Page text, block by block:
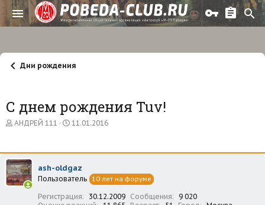
Дни рождения
С днем рождения Tuv!
А
о
р
т
е
АНДРЕЙ 111
Д
а
а
ч
л
11.01.2016
ash-oldgaz
Пользователь 10 лет на форуме
Регистрация 30.12.2009 Сообщения
9 020